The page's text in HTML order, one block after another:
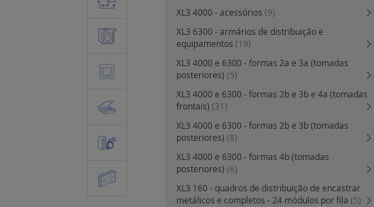
XL3 4000 - acessórios (9)
XL3 6300 - armários de distribuição e
equipamentos (19)
XL3 4000 e 6300 - formas 2a e 3a (tomadas
posteriores) (5)
XL3 4000 e 6300 - formas 2b e 3b e 4a (tomadas
frontais) (31)
XL3 4000 e 6300 - formas 2b e 3b (tomadas
posteriores) (8)
XL3 4000 e 6300 - formas 4b (tomadas
posteriores) (6)
XL3 160 - quadros de distribuição de encastrar
metálicos e completos - 24 módulos por fila (5)